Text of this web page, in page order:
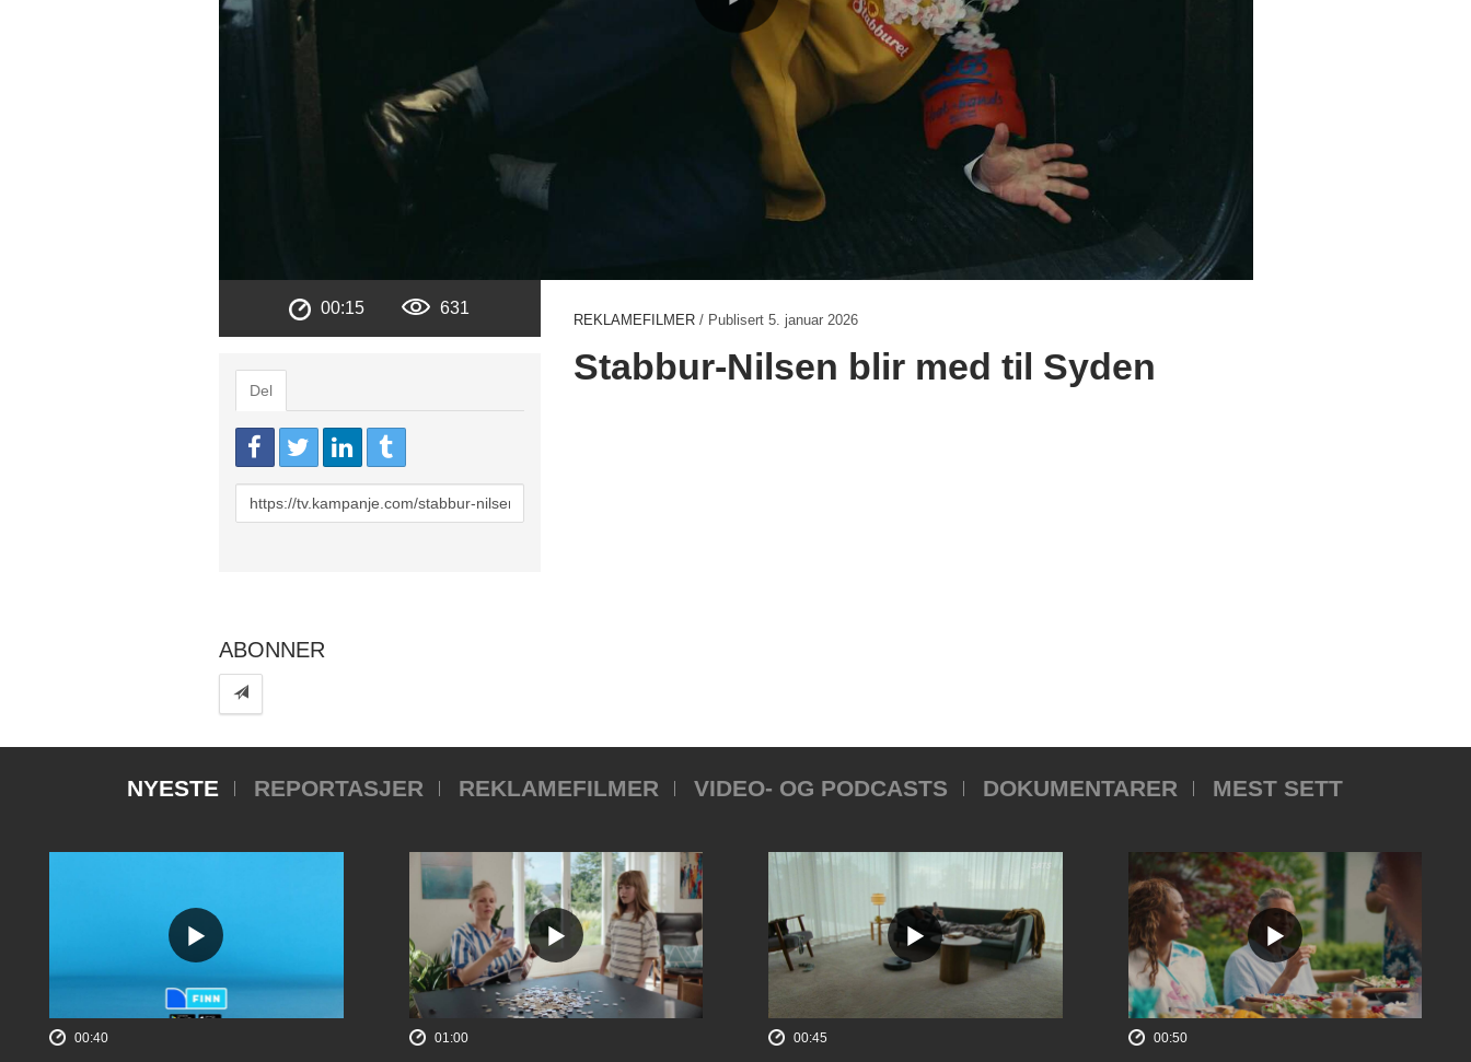
00:15 631
Del
URL
to
REKLAMEFILMER / Publisert5. januar 2026
Stabbur-Nilsen blir med til Syden
ABONNER
NYESTE REPORTASJER REKLAMEFILMER VIDEO- OG PODCASTS DOKUMENTARER MEST SETT
00:40 01:00 00:45 00:50